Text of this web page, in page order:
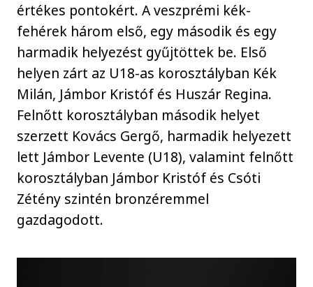
értékes pontokért. A veszprémi kék-
fehérek három első, egy második és egy
harmadik helyezést gyűjtöttek be. Első
helyen zárt az U18-as korosztályban Kék
Milán, Jámbor Kristóf és Huszár Regina.
Felnőtt korosztályban második helyet
szerzett Kovács Gergő, harmadik helyezett
lett Jámbor Levente (U18), valamint felnőtt
korosztályban Jámbor Kristóf és Csóti
Zétény szintén bronzéremmel
gazdagodott.